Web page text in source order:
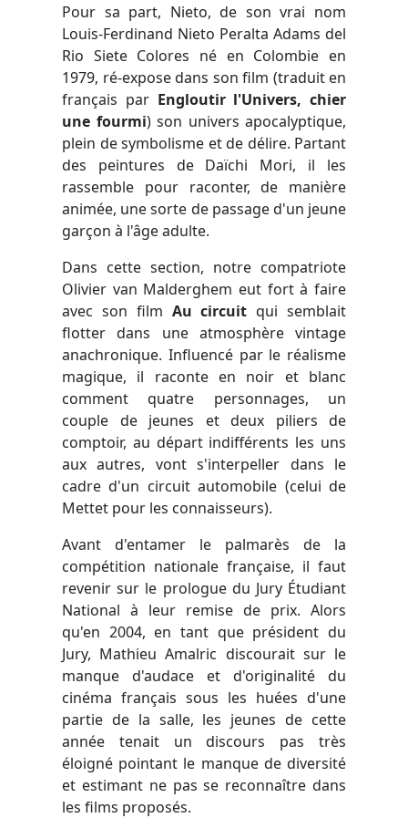
Pour sa part, Nieto, de son vrai nom
Louis-Ferdinand Nieto Peralta Adams del
Rio Siete Colores né en Colombie en
1979, ré-expose dans son film (traduit en
français par Engloutir l'Univers, chier
une fourmi) son univers apocalyptique,
plein de symbolisme et de délire. Partant
des peintures de Daïchi Mori, il les
rassemble pour raconter, de manière
animée, une sorte de passage d'un jeune
garçon à l'âge adulte.
Dans cette section, notre compatriote
Olivier van Malderghem eut fort à faire
avec son film Au circuit qui semblait
flotter dans une atmosphère vintage
anachronique. Influencé par le réalisme
magique, il raconte en noir et blanc
comment quatre personnages, un
couple de jeunes et deux piliers de
comptoir, au départ indifférents les uns
aux autres, vont s'interpeller dans le
cadre d'un circuit automobile (celui de
Mettet pour les connaisseurs).
Avant d'entamer le palmarès de la
compétition nationale française, il faut
revenir sur le prologue du Jury Étudiant
National à leur remise de prix. Alors
qu'en 2004, en tant que président du
Jury, Mathieu Amalric discourait sur le
manque d'audace et d'originalité du
cinéma français sous les huées d'une
partie de la salle, les jeunes de cette
année tenait un discours pas très
éloigné pointant le manque de diversité
et estimant ne pas se reconnaître dans
les films proposés.